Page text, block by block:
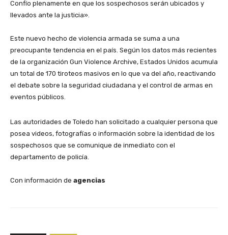
Confío plenamente en que los sospechosos serán ubicados y
llevados ante la justicia».
​Este nuevo hecho de violencia armada se suma a una
preocupante tendencia en el país. Según los datos más recientes
de la organización Gun Violence Archive, Estados Unidos acumula
un total de 170 tiroteos masivos en lo que va del año, reactivando
el debate sobre la seguridad ciudadana y el control de armas en
eventos públicos.
​Las autoridades de Toledo han solicitado a cualquier persona que
posea videos, fotografías o información sobre la identidad de los
sospechosos que se comunique de inmediato con el
departamento de policía.
Con información de agencias